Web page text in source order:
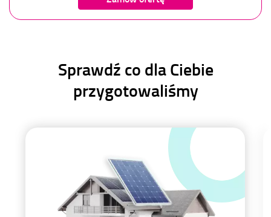
Sprawdź co dla Ciebie
przygotowaliśmy